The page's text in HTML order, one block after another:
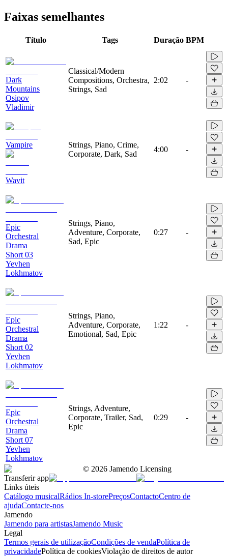
Faixas semelhantes
Título Tags Duração BPM
Dark
Mountains
Osipov
Vladimir
Classical/Modern
Compositions, Orchestra,
Strings, Sad
2:02 -
Vampire
Wavit
Strings, Piano, Crime,
Corporate, Dark, Sad
4:00 -
Epic
Orchestral
Drama
Short 03
Yevhen
Lokhmatov
Strings, Piano,
Adventure, Corporate,
Sad, Epic
0:27 -
Epic
Orchestral
Drama
Short 02
Yevhen
Lokhmatov
Strings, Piano,
Adventure, Corporate,
Emotional, Sad, Epic
1:22 -
Epic
Orchestral
Drama
Short 07
Yevhen
Lokhmatov
Strings, Adventure,
Corporate, Trailer, Sad,
Epic
0:29 -
© 2026 Jamendo Licensing
Transferir app
Links úteis
Catálogo musicalRádios In-storePreçosContactoCentro de
ajudaContacte-nos
Jamendo
Jamendo para artistasJamendo Music
Legal
Termos gerais de utilizaçãoCondições de vendaPolítica de
privacidadePolítica de cookiesViolação de direitos de autor